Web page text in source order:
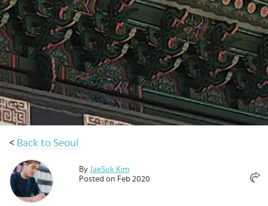
< Back to Seoul
By JaeSuk Kim
Posted on Feb 2020
เดิน
ทาง
เสนอ
จอง
ตอน
นี้
วางแผน
เกี่ยว
กับ
Select
country
: